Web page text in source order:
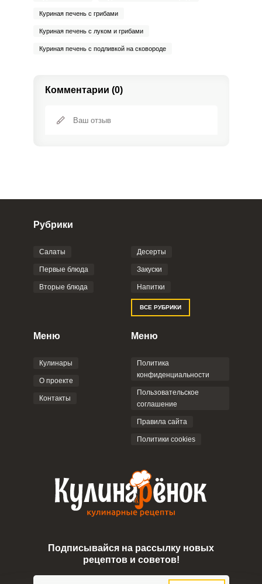
Куриная печень с грибами
Куриная печень с луком и грибами
Куриная печень с подливкой на сковороде
Комментарии (0)
Фото до 4 шт, до 5 mb
Отправляя эту форму, вы соглашаетесь с
Политикой
Пользовательским
соглашением
Рубрики
Салаты
Первые блюда
Вторые блюда
Десерты
Закуски
Напитки
ВСЕ РУБРИКИ
Меню
Кулинары
О проекте
Контакты
Меню
Политика
конфиденциальности
Пользовательское
соглашение
Правила сайта
Политики cookies
Подписывайся на рассылку новых
рецептов и советов!